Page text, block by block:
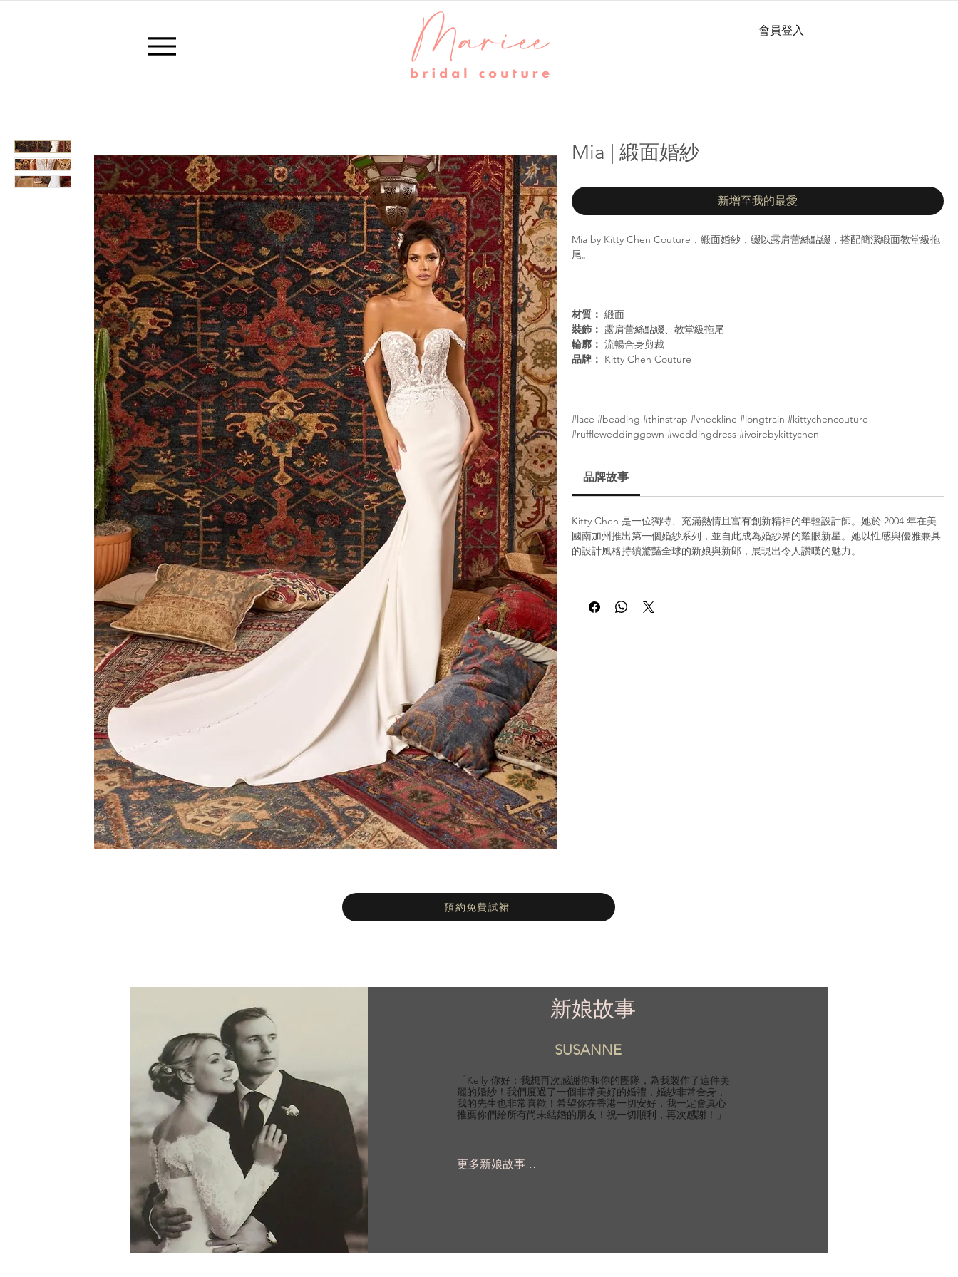
會員登入
Mia | 緞面婚紗
新增至我的最愛
Mia by Kitty Chen Couture，緞面婚紗，綴以露肩蕾絲點綴，搭配簡潔緞面教堂級拖
尾。
材質： 緞面
裝飾： 露肩蕾絲點綴、教堂級拖尾
輪廓： 流暢合身剪裁
品牌： Kitty Chen Couture
#lace #beading #thinstrap #vneckline #longtrain #kittychencouture
#ruffleweddinggown #weddingdress #ivoirebykittychen
品牌故事
Kitty Chen 是一位獨特、充滿熱情且富有創新精神的年輕設計師。她於 2004 年在美
國南加州推出第一個婚紗系列，並自此成為婚紗界的耀眼新星。她以性感與優雅兼具
的設計風格持續驚豔全球的新娘與新郎，展現出令人讚嘆的魅力。
預約免費試裙
新娘故事
SUSANNE
「Kelly 你好：我想再次感謝你和你的團隊，為我製作了這件美
麗的婚紗！我們度過了一個非常美好的婚禮，婚紗非常合身，
我的先生也非常喜歡！希望你在香港一切安好，我一定會真心
推薦你們給所有尚未結婚的朋友！祝一切順利，再次感謝！」
更多新娘故事...